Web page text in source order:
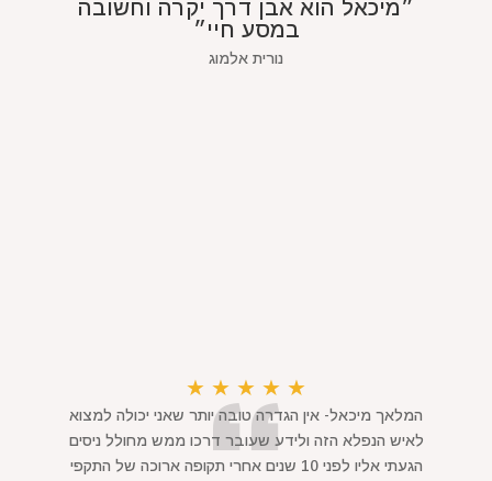
״מיכאל הוא אבן דרך יקרה וחשובה
במסע חיי״
נורית אלמוג
★
★
★
★
★
המלאך מיכאל- אין הגדרה טובה יותר שאני יכולה למצוא
לאיש הנפלא הזה ולידע שעובר דרכו ממש מחולל ניסים
הגעתי אליו לפני 10 שנים אחרי תקופה ארוכה של התקפי